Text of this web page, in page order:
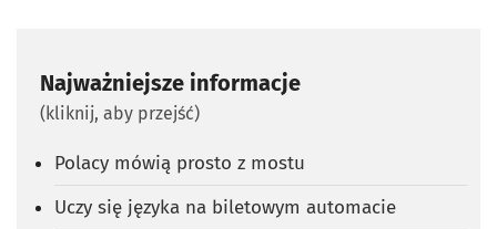
Najważniejsze informacje
(kliknij, aby przejść)
Polacy mówią prosto z mostu
Uczy się języka na biletowym automacie